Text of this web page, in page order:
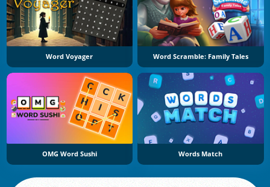
Word Voyager Word Scramble: Family Tales
OMG Word Sushi Words Match